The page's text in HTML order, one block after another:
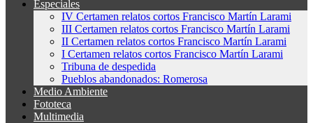
Especiales
IV Certamen relatos cortos Francisco Martín Larami
III Certamen relatos cortos Francisco Martín Larami
II Certamen relatos cortos Francisco Martín Larami
I Certamen relatos cortos Francisco Martín Larami
Tribuna de despedida
Pueblos abandonados: Romerosa
Medio Ambiente
Fototeca
Multimedia